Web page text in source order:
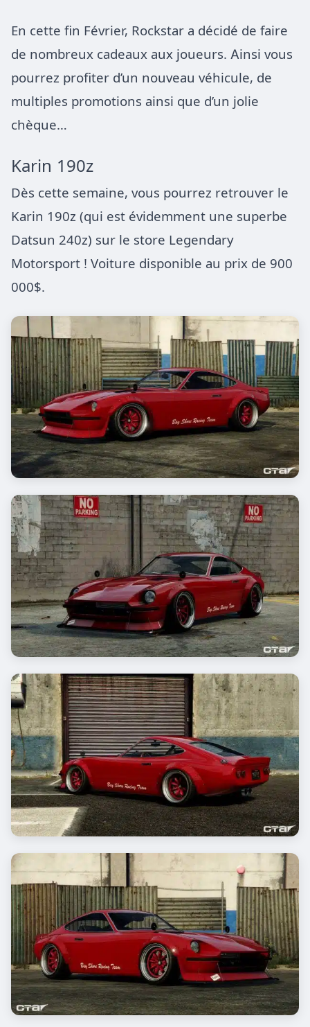
En cette fin Février, Rockstar a décidé de faire
de nombreux cadeaux aux joueurs. Ainsi vous
pourrez profiter d’un nouveau véhicule, de
multiples promotions ainsi que d’un jolie
chèque…
Karin 190z
Dès cette semaine, vous pourrez retrouver le
Karin 190z (qui est évidemment une superbe
Datsun 240z) sur le store Legendary
Motorsport ! Voiture disponible au prix de 900
000$.